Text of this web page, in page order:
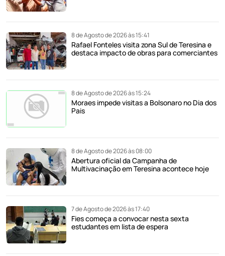
8 de Agosto de 2026 às 15:41
Rafael Fonteles visita zona Sul de Teresina e
destaca impacto de obras para comerciantes
8 de Agosto de 2026 às 15:24
Moraes impede visitas a Bolsonaro no Dia dos
Pais
8 de Agosto de 2026 às 08:00
Abertura oficial da Campanha de
Multivacinação em Teresina acontece hoje
7 de Agosto de 2026 às 17:40
Fies começa a convocar nesta sexta
estudantes em lista de espera